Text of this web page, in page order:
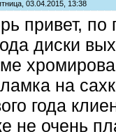
03.04.2015, 13:38
привет,
диски
на
года
не очень